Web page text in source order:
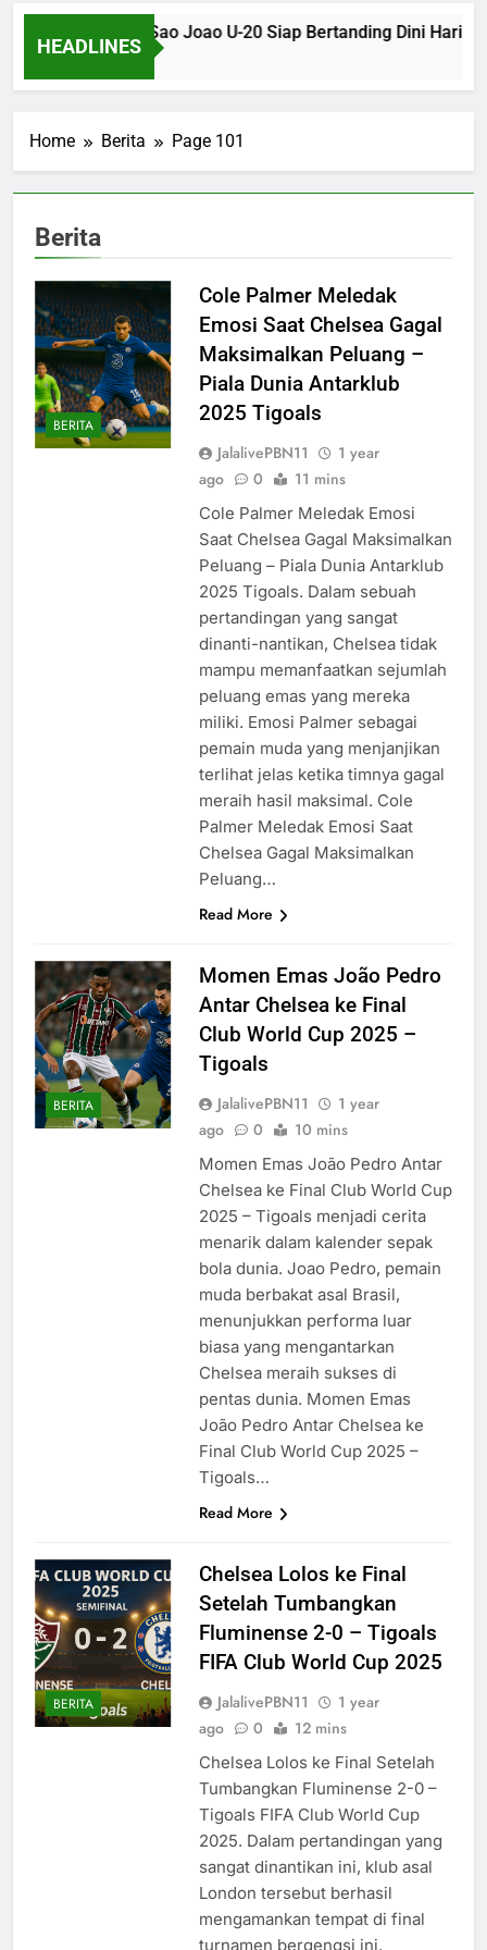
HEADLINES
SP U-20 dan Sao Joao U-20 Siap Bertanding Dini Hari
Home Berita Page 101
Berita
BERITA
Cole Palmer Meledak
Emosi Saat Chelsea Gagal
Maksimalkan Peluang –
Piala Dunia Antarklub
2025 Tigoals
JalalivePBN11
1 year
ago
0 11 mins
Cole Palmer Meledak Emosi
Saat Chelsea Gagal Maksimalkan
Peluang – Piala Dunia Antarklub
2025 Tigoals. Dalam sebuah
pertandingan yang sangat
dinanti-nantikan, Chelsea tidak
mampu memanfaatkan sejumlah
peluang emas yang mereka
miliki. Emosi Palmer sebagai
pemain muda yang menjanjikan
terlihat jelas ketika timnya gagal
meraih hasil maksimal. Cole
Palmer Meledak Emosi Saat
Chelsea Gagal Maksimalkan
Peluang…
Read More
BERITA
Momen Emas João Pedro
Antar Chelsea ke Final
Club World Cup 2025 –
Tigoals
JalalivePBN11
1 year
ago
0 10 mins
Momen Emas João Pedro Antar
Chelsea ke Final Club World Cup
2025 – Tigoals menjadi cerita
menarik dalam kalender sepak
bola dunia. Joao Pedro, pemain
muda berbakat asal Brasil,
menunjukkan performa luar
biasa yang mengantarkan
Chelsea meraih sukses di
pentas dunia. Momen Emas
João Pedro Antar Chelsea ke
Final Club World Cup 2025 –
Tigoals…
Read More
BERITA
Chelsea Lolos ke Final
Setelah Tumbangkan
Fluminense 2-0 – Tigoals
FIFA Club World Cup 2025
JalalivePBN11
1 year
ago
0 12 mins
Chelsea Lolos ke Final Setelah
Tumbangkan Fluminense 2-0 –
Tigoals FIFA Club World Cup
2025. Dalam pertandingan yang
sangat dinantikan ini, klub asal
London tersebut berhasil
mengamankan tempat di final
turnamen bergengsi ini,